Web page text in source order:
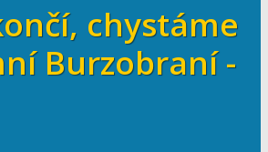
chystáme
Burzobraní -